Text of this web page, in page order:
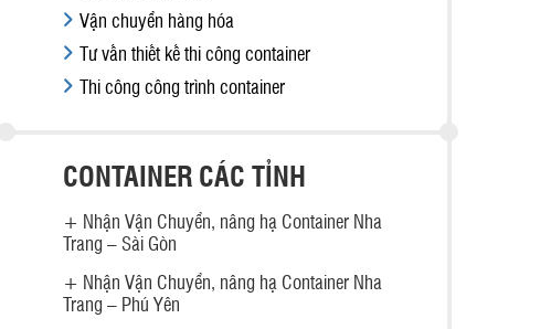
Vận chuyển hàng hóa
Tư vấn thiết kế thi công container
Thi công công trình container
CONTAINER CÁC TỈNH
+ Nhận Vận Chuyển, nâng hạ Container Nha
Trang – Sài Gòn
+ Nhận Vận Chuyển, nâng hạ Container Nha
Trang – Phú Yên